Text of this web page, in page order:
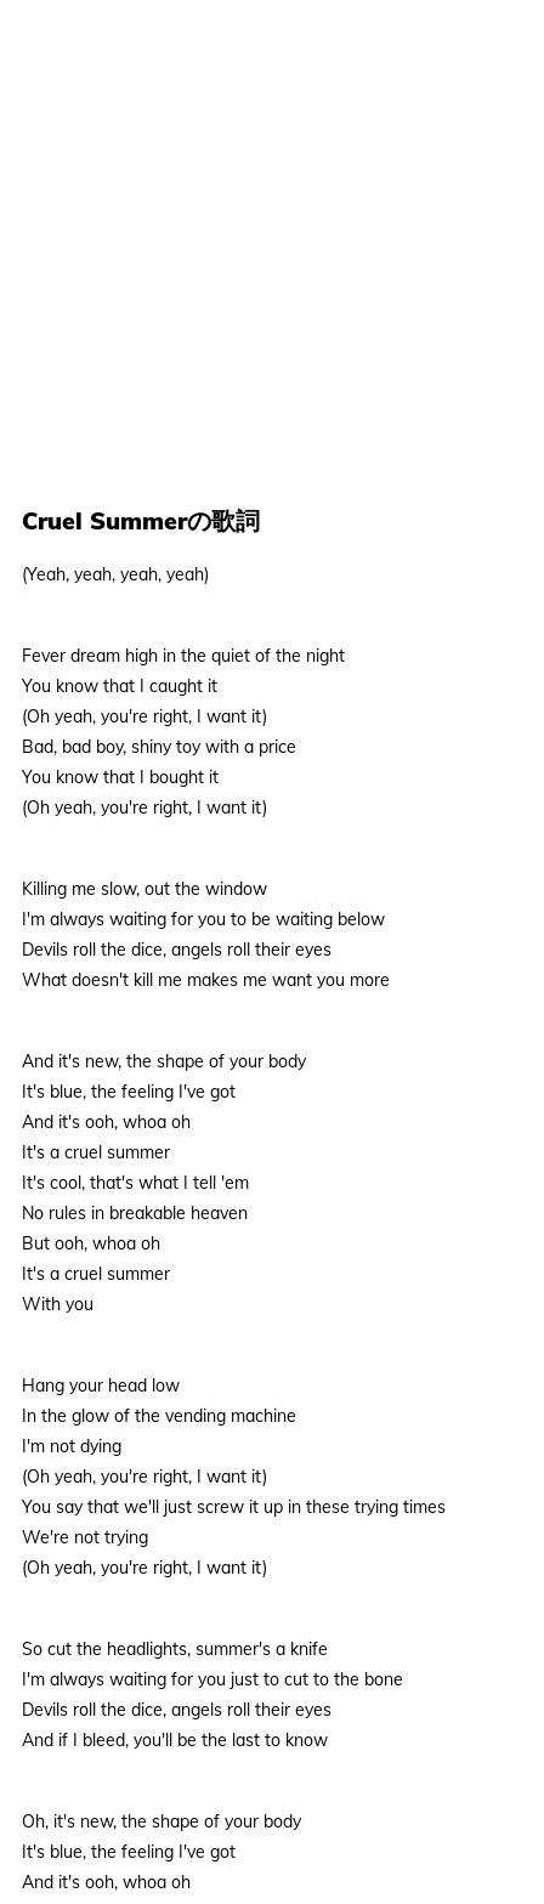
Cruel Summerの歌詞
(Yeah, yeah, yeah, yeah)
Fever dream high in the quiet of the night
You know that I caught it
(Oh yeah, you're right, I want it)
Bad, bad boy, shiny toy with a price
You know that I bought it
(Oh yeah, you're right, I want it)
Killing me slow, out the window
I'm always waiting for you to be waiting below
Devils roll the dice, angels roll their eyes
What doesn't kill me makes me want you more
And it's new, the shape of your body
It's blue, the feeling I've got
And it's ooh, whoa oh
It's a cruel summer
It's cool, that's what I tell 'em
No rules in breakable heaven
But ooh, whoa oh
It's a cruel summer
With you
Hang your head low
In the glow of the vending machine
I'm not dying
(Oh yeah, you're right, I want it)
You say that we'll just screw it up in these trying times
We're not trying
(Oh yeah, you're right, I want it)
So cut the headlights, summer's a knife
I'm always waiting for you just to cut to the bone
Devils roll the dice, angels roll their eyes
And if I bleed, you'll be the last to know
Oh, it's new, the shape of your body
It's blue, the feeling I've got
And it's ooh, whoa oh